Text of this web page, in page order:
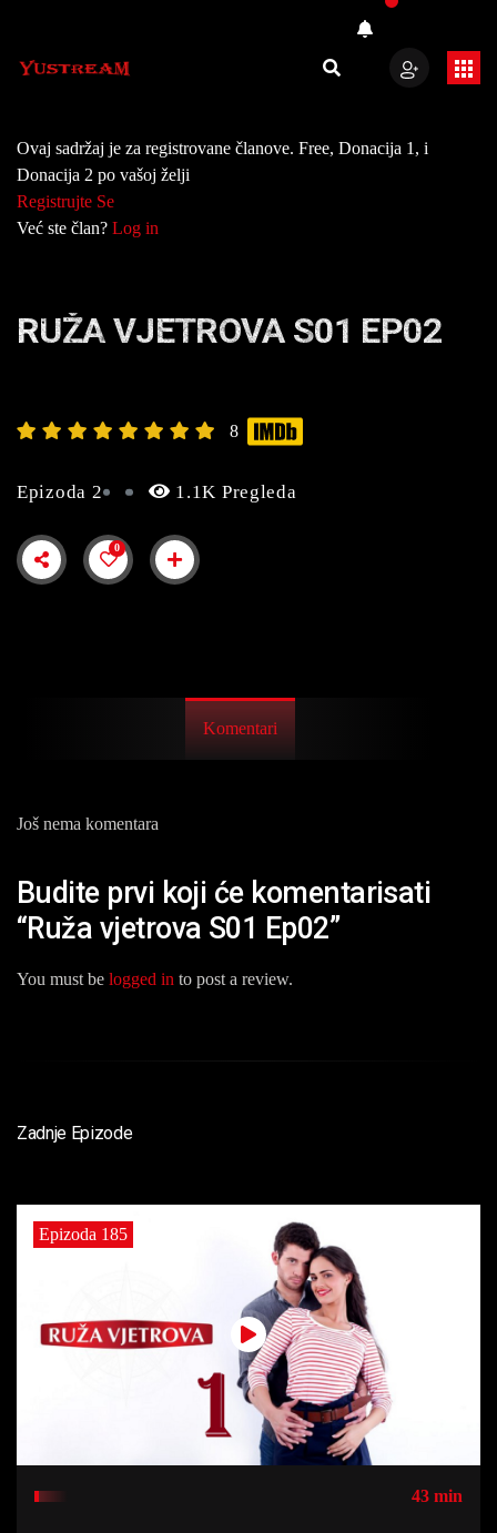
Ovaj sadržaj je za registrovane članove. Free, Donacija 1, i
Donacija 2 po vašoj želji
Registrujte Se
Već ste član? Log in
RUŽA VJETROVA S01 EP02
8
Epizoda 2 1.1K Pregleda
0
Komentari
Još nema komentara
Budite prvi koji će komentarisati
“Ruža vjetrova S01 Ep02”
You must be logged in to post a review.
Zadnje Epizode
Epizoda 185
43 min